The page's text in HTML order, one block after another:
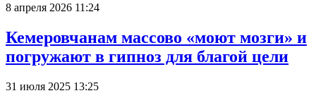
8 апреля 2026 11:24
Кемеровчанам массово «моют мозги» и
погружают в гипноз для благой цели
31 июля 2025 13:25